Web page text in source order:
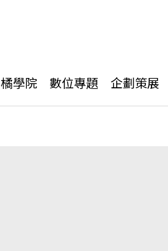
橘學院 數位專題 企劃策展